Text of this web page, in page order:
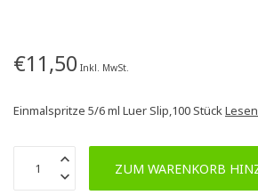
€11,50 Inkl. MwSt.
Einmalspritze 5/6 ml Luer Slip,100 Stück
ZUM WARENKORB